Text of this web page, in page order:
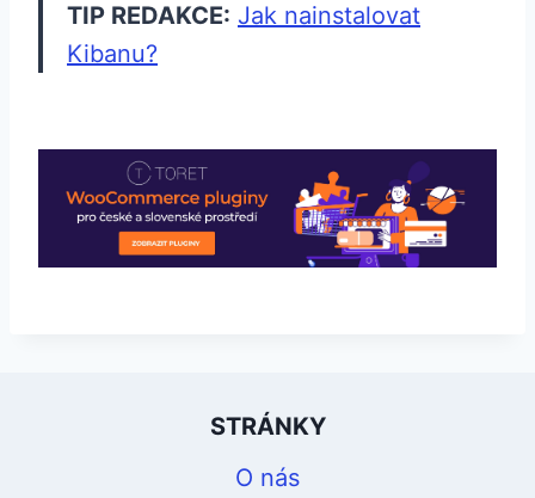
TIP REDAKCE: Jak nainstalovat
Kibanu?
STRÁNKY
O nás